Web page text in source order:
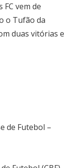
vem de
o Tufão da
duas vitórias e
de Futebol –